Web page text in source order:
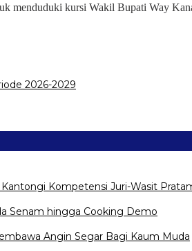
menduduki kursi Wakil Bupati Way
2026-2029
Kompetensi Juri-Wasit
Senam hingga Cooking Demo
Angin Segar Bagi Kaum Muda